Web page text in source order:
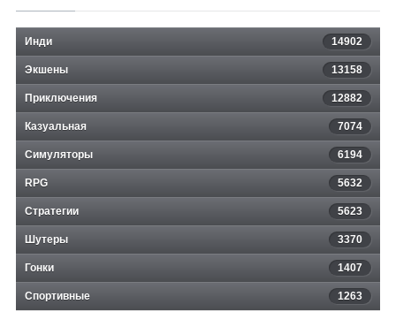
Professor Fizzwizzle and the Molten
Инди 14902
Экшены 13158
Приключения 12882
Казуальная 7074
Симуляторы 6194
RPG 5632
Стратегии 5623
Шутеры 3370
Гонки 1407
Спортивные 1263